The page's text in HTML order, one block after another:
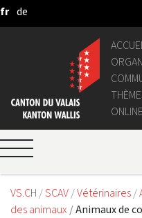
Saut au contenu principal
fr de
VS.CH SCAV Vétérinaires
des animaux
Animaux de